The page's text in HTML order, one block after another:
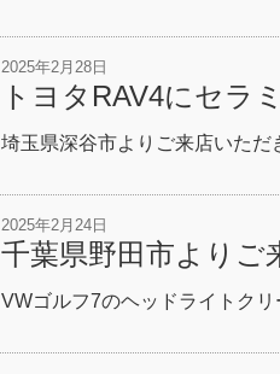
2025年2月28日
トヨタRAV4にセラ
埼玉県深谷市よりご来店いた
2025年2月24日
千葉県野田市よりご
VWゴルフ7のヘッドライトク